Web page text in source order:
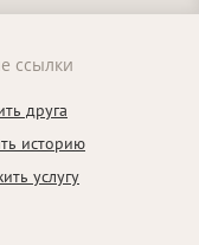
ссылки
друга
историю
услугу